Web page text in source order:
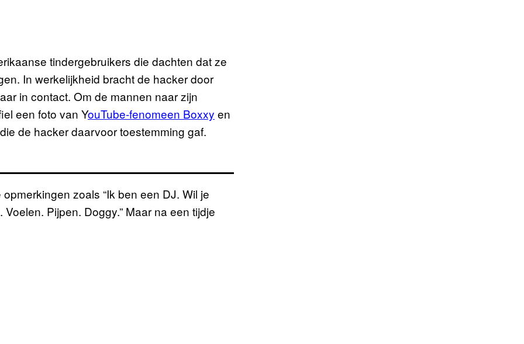
tindergebruikers die dachten dat ze
In werkelijkheid bracht de hacker door
in contact. Om de mannen naar zijn
een foto van YouTube-fenomeen Boxxy en
de hacker daarvoor toestemming gaf.
zoals “Ik ben een DJ. Wil je
Pijpen. Doggy.” Maar na een tijdje